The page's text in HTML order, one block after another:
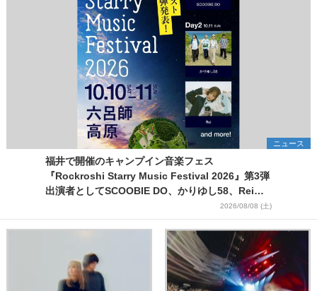
ニュース
福井で開催のキャンプイン音楽フェス
『Rockroshi Starry Music Festival 2026』第3弾
出演者としてSCOOBIE DO、かりゆし58、Reiを
2026/08/08 (土)